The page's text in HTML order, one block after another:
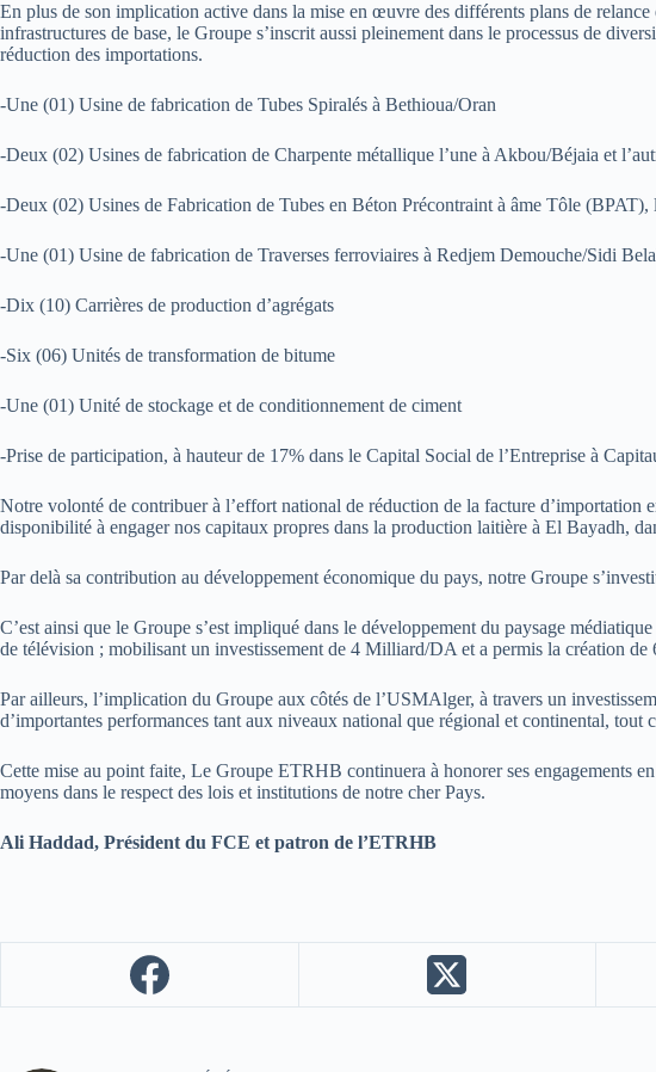
En plus de son implication active dans la mise en œuvre des différents plans de
infrastructures de base, le Groupe s’inscrit aussi pleinement dans le processus de
réduction des importations.
-Une (01) Usine de fabrication de Tubes Spiralés à Bethioua/Oran
-Deux (02) Usines de fabrication de Charpente métallique l’une à Akbou/Béjaia et
-Deux (02) Usines de Fabrication de Tubes en Béton Précontraint à âme Tôle (BPAT),
-Une (01) Usine de fabrication de Traverses ferroviaires à Redjem Demouche/Sidi
-Dix (10) Carrières de production d’agrégats
-Six (06) Unités de transformation de bitume
-Une (01) Unité de stockage et de conditionnement de ciment
-Prise de participation, à hauteur de 17% dans le Capital Social de l’Entreprise à
Notre volonté de contribuer à l’effort national de réduction de la facture
disponibilité à engager nos capitaux propres dans la production laitière à El Bayadh,
Par delà sa contribution au développement économique du pays, notre Groupe
C’est ainsi que le Groupe s’est impliqué dans le développement du paysage
de télévision ; mobilisant un investissement de 4 Milliard/DA et a permis la création
Par ailleurs, l’implication du Groupe aux côtés de l’USMAlger, à travers un
d’importantes performances tant aux niveaux national que régional et continental, tout
Cette mise au point faite, Le Groupe ETRHB continuera à honorer ses engagements
moyens dans le respect des lois et institutions de notre cher Pays.
Ali Haddad, Président du FCE et patron de l’ETRHB